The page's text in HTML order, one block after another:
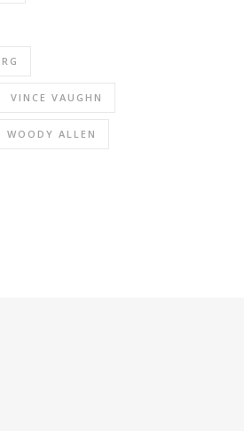
VINCE VAUGHN
WOODY ALLEN